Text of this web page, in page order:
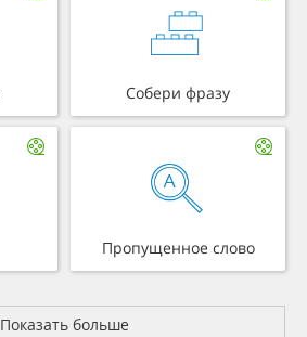
Собери фразу
Пропущенное слово
Показать больше